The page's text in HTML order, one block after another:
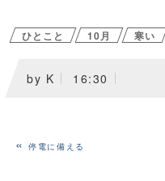
ひとこと 10月 寒い
by K 16:30
«停電に備える